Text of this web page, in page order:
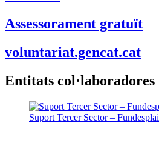
Assessorament gratuït
voluntariat.gencat.cat
Entitats col·laboradores
Suport Tercer Sector – Fundesplai